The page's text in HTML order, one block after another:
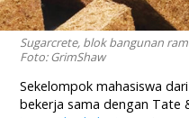
Sugarcrete, blok bangunan
Foto: GrimShaw
Sekelompok mahasiswa
bekerja sama dengan Tate